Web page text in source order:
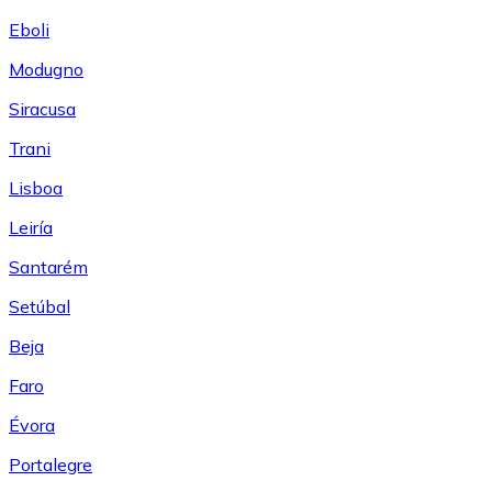
Eboli
Modugno
Siracusa
Trani
Lisboa
Leiría
Santarém
Setúbal
Beja
Faro
Évora
Portalegre